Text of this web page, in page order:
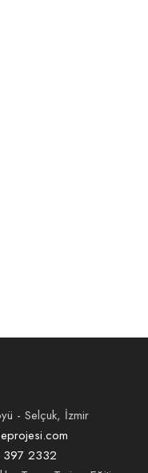
- Selçuk, İzmir
2332